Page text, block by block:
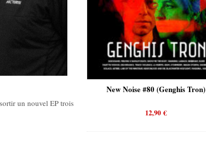
un nouvel EP trois
New Noise #80 (Genghis Tron)
12,90€